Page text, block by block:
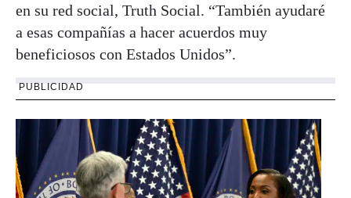
en su red social, Truth Social. “También ayudaré
a esas compañías a hacer acuerdos muy
beneficiosos con Estados Unidos”.
PUBLICIDAD